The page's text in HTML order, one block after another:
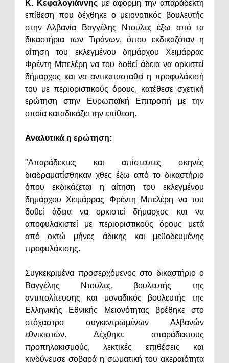
Κ. Κεφαλογιάννης με αφορμή την απαράδεκτη
επίθεση που δέχθηκε ο μειονοτικός βουλευτής
στην Αλβανία Βαγγέλης Ντούλες έξω από τα
δικαστήρια των Τιράνων, όπου εκδικαζόταν η
αίτηση του εκλεγμένου δημάρχου Χειμάρρας
Φρέντη Μπελέρη να του δοθεί άδεια να ορκιστεί
δήμαρχος και να αντικατασταθεί η προφυλάκισή
του με περιοριστικούς όρους, κατέθεσε σχετική
ερώτηση στην Ευρωπαϊκή Επιτροπή με την
οποία καταδικάζει την επίθεση.
Αναλυτικά η ερώτηση:
"Απαράδεκτες και απίστευτες σκηνές
διαδραματίσθηκαν χθες έξω από το δικαστήριο
όπου εκδικάζεται η αίτηση του εκλεγμένου
δημάρχου Χειμάρρας Φρέντη Μπελέρη να του
δοθεί άδεια να ορκιστεί δήμαρχος και να
αποφυλακιστεί με περιοριστικούς όρους μετά
από οκτώ μήνες άδικης και μεθοδευμένης
προφυλάκισης.
Συγκεκριμένα προσερχόμενος στο δικαστήριο ο
Βαγγέλης Ντούλες, βουλευτής της
αντιπολίτευσης και μοναδικός βουλευτής της
Ελληνικής Εθνικής Μειονότητας βρέθηκε στο
στόχαστρο συγκεντρωμένων Αλβανών
εθνικιστών. Δέχθηκε απαράδεκτους
προπηλακισμούς, λεκτικές επιθέσεις και
κινδύνευσε σοβαρά η σωματική του ακεραιότητα